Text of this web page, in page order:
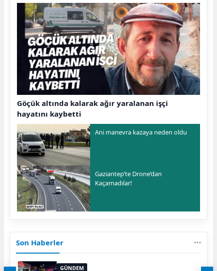
Göçük altında kalarak ağır yaralanan işçi
hayatını kaybetti
Ani manevra kazaya neden oldu
Gaziantep’te Drone’dan
Kaçamadılar!
Son Haberler
GÜNDEM